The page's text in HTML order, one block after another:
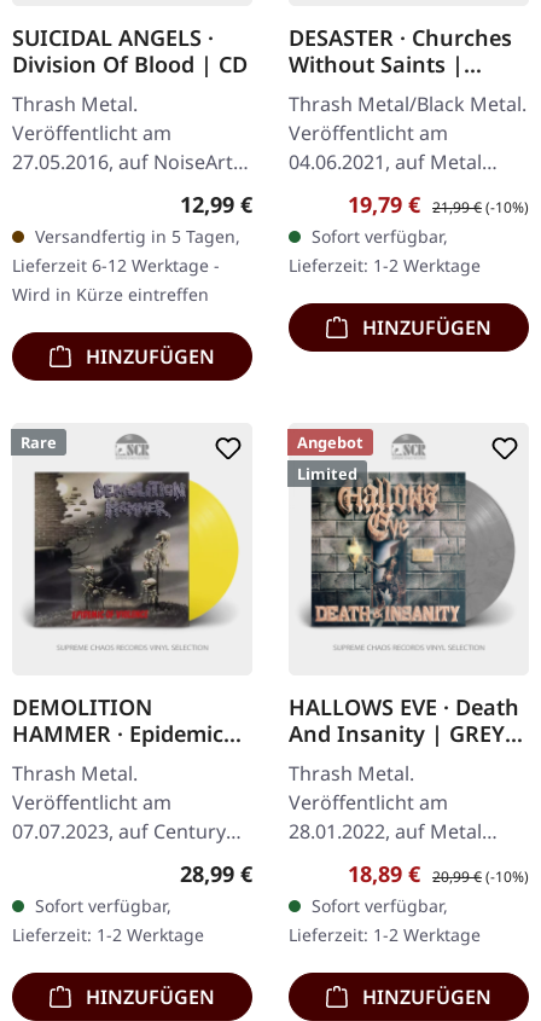
SUICIDAL ANGELS ·
Division Of Blood | CD
Thrash Metal.
Veröffentlicht am
27.05.2016, auf NoiseArt
Records. CD im Jewelcase.
"Division Of Blood" ist ein
unerschrockener Angriff
aus…
Regulärer Preis:
12,99 €
Versandfertig in 5 Tagen,
Lieferzeit 6-12 Werktage -
Wird in Kürze eintreffen
HINZUFÜGEN
DESASTER · Churches
Without Saints |
BLACK LP
Thrash Metal/Black Metal.
Veröffentlicht am
04.06.2021, auf Metal
Blade Records. Schwarzes
Vinyl mit Poster und
Download-Code. Das
neueste Werk von…
Verkaufspreis:
19,79 € Regulärer Preis:
21,99 €(-10%)
Sofort verfügbar,
Lieferzeit: 1-2 Werktage
HINZUFÜGEN
Rare
DEMOLITION
HAMMER · Epidemic
Of Violence (Re-Issue
2023) | TRANSPARENT
SUN YELLOW LP
Thrash Metal.
Veröffentlicht am
07.07.2023, auf Century
sonnengelbes Vinyl.
Demolition Hammers
"Epidemic Of Violence"
gilt…
Regulärer Preis:
28,99 €
Sofort verfügbar,
Lieferzeit: 1-2 Werktage
HINZUFÜGEN
Angebot
Limited
HALLOWS EVE · Death
And Insanity | GREY
LP
Thrash Metal.
Veröffentlicht am
28.01.2022, auf Metal
Blade Records. "Stones of
Insanity" marmoriertes
Vinyl mit Insert, Poster,
limitiert auf 300…
Verkaufspreis:
18,89 € Regulärer Preis:
20,99 €(-10%)
Sofort verfügbar,
Lieferzeit: 1-2 Werktage
HINZUFÜGEN